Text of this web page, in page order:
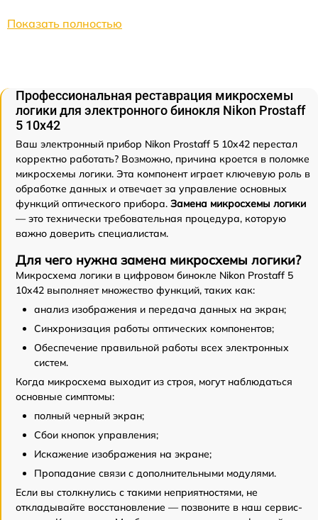
Показать полностью
Профессиональная реставрация микросхемы
логики для электронного бинокля Nikon Prostaff
5 10x42
Ваш электронный прибор Nikon Prostaff 5 10x42 перестал
корректно работать? Возможно, причина кроется в поломке
микросхемы логики. Эта компонент играет ключевую роль в
обработке данных и отвечает за управление основных
функций оптического прибора. Замена микросхемы логики
— это технически требовательная процедура, которую
важно доверить специалистам.
Для чего нужна замена микросхемы логики?
Микросхема логики в цифровом бинокле Nikon Prostaff 5
10x42 выполняет множество функций, таких как:
анализ изображения и передача данных на экран;
Синхронизация работы оптических компонентов;
Обеспечение правильной работы всех электронных
систем.
Когда микросхема выходит из строя, могут наблюдаться
основные симптомы:
полный черный экран;
Сбои кнопок управления;
Искажение изображения на экране;
Пропадание связи с дополнительными модулями.
Если вы столкнулись с такими неприятностями, не
откладывайте восстановление — позвоните в наш сервис-